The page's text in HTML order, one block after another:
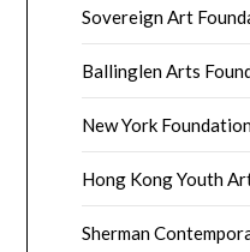
Sovereign Art
Ballinglen Arts
New York
Hong Kong Youth
Sherman